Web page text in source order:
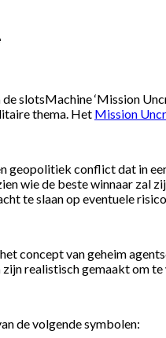
slotsMachine ‘Mission
thema. Het Mission
geopolitiek conflict dat in
wie de beste winnaar zal
te slaan op eventuele
concept van geheim
realistisch gemaakt om
de volgende symbolen: